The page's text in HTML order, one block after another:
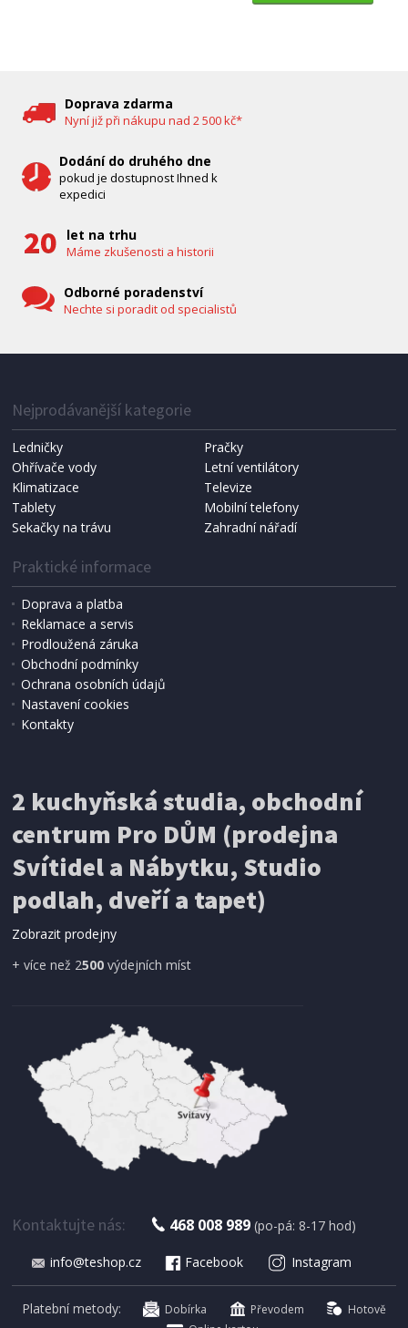
NÁHRADNÍ SÁČKY DO VYSAVAČE
Koma KRA-SB02S (Multi Bag, S-BAG SMS)
199 Kč Přidat do košíku
SÍŤ PROTI HMYZU
ProGarden KO-CY5910600 Síť proti hmyzu do
dveří magnetická 210 x 100 cm
179 Kč
SUŠIČKA OVOCE S ČASOVAČEM
Concept SO 1060 In Time
Doprava zdarma
Nyní již při nákupu nad 2 500 kč*
Dodání do druhého dne
pokud je dostupnost Ihned k
expedici
let na trhu
Máme zkušenosti a historii
Odborné poradenství
Nechte si poradit od specialistů
Nejprodávanější kategorie
Ledničky
Pračky
Ohřívače vody
Letní ventilátory
Klimatizace
Televize
Tablety
Mobilní telefony
Sekačky na trávu
Zahradní nářadí
Praktické informace
Doprava a platba
Reklamace a servis
Prodloužená záruka
Obchodní podmínky
Ochrana osobních údajů
Nastavení cookies
Kontakty
2 kuchyňská studia, obchodní
centrum Pro DŮM (prodejna
Svítidel a Nábytku, Studio
podlah, dveří a tapet)
Zobrazit prodejny
+ více než 2500 výdejních míst
Kontaktujte nás: 468 008 989 (po-pá: 8-17 hod)
info@teshop.cz Facebook Instagram
Platební metody: Dobírka Převodem
Hotově